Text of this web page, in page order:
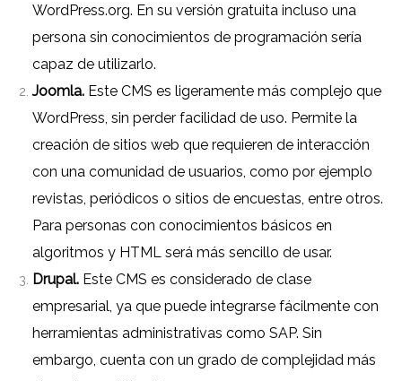
WordPress.org. En su versión gratuita incluso una
persona sin conocimientos de programación sería
capaz de utilizarlo.
Joomla. Este CMS es ligeramente más complejo que
WordPress, sin perder facilidad de uso. Permite la
creación de sitios web que requieren de interacción
con una comunidad de usuarios, como por ejemplo
revistas, periódicos o sitios de encuestas, entre otros.
Para personas con conocimientos básicos en
algoritmos y HTML será más sencillo de usar.
Drupal. Este CMS es considerado de clase
empresarial, ya que puede integrarse fácilmente con
herramientas administrativas como SAP. Sin
embargo, cuenta con un grado de complejidad más